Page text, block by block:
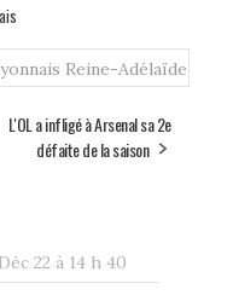
Reine-Adélaïde
L'OL a infligé à Arsenal sa 2e
défaite de la saison
22 à 14 h 40